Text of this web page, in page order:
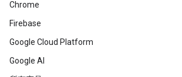
Chrome
Firebase
Google Cloud Platform
Google AI